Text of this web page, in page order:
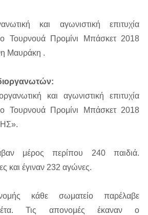
και αγωνιστική επιτυχία
Τουρνουά Προμίνι Μπάσκετ 2018
Μαυράκη .
και αγωνιστική επιτυχία
Τουρνουά Προμίνι Μπάσκετ 2018
μέρος περίπου 240 παιδιά.
και έγιναν 232 αγώνες.
κάθε σωματείο παρέλαβε
Τις απονομές έκαναν ο